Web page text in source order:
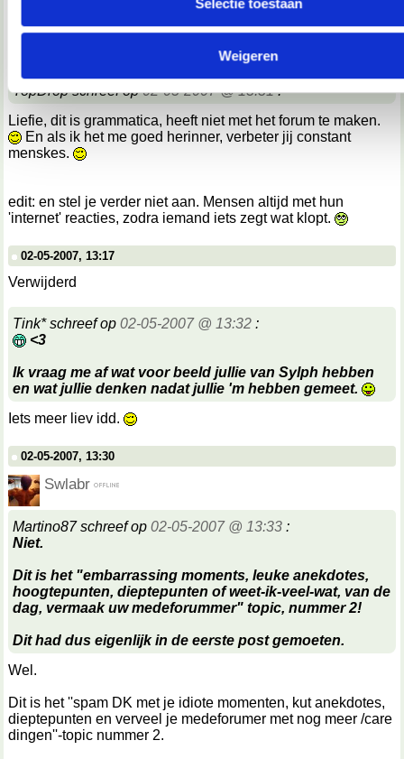
67 derdendie uw gegevens kunnen
en verwerken.
Weigeren
02-05-2007, 13:14
TopDrop schreef op02-05-2007 @ 13:31:
Liefie, dit is grammatica, heeft niet met het forum te maken.
En als ik het me goed herinner, verbeter jij constant
menskes.
edit: en stel je verder niet aan. Mensen altijd met hun
'internet' reacties, zodra iemand iets zegt wat klopt.
02-05-2007, 13:17
Verwijderd
Tink* schreef op 02-05-2007 @ 13:32 :
<3
Ik vraag me af wat voor beeld jullie van Sylph hebben
en wat jullie denken nadat jullie 'm hebben gemeet.
Iets meer liev idd.
02-05-2007, 13:30
Swlabr
Martino87 schreef op 02-05-2007 @ 13:33 :
Niet.
Dit is het "embarrassing moments, leuke anekdotes,
hoogtepunten, dieptepunten of weet-ik-veel-wat, van de
dag, vermaak uw medeforummer" topic, nummer 2!
Dit had dus eigenlijk in de eerste post gemoeten.
Wel.
Dit is het ''spam DK met je idiote momenten, kut anekdotes,
dieptepunten en verveel je medeforumer met nog meer /care
dingen''-topic nummer 2.